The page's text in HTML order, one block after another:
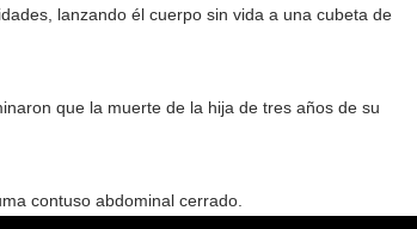
lanzando él cuerpo sin vida a una cubeta de
que la muerte de la hija de tres años de su
contuso abdominal cerrado.